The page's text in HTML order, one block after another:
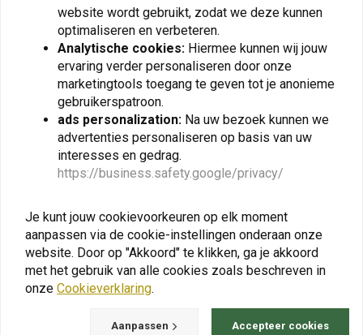
Rechts
€49,95 €29,95
View more
website wordt gebruikt, zodat we deze kunnen
optimaliseren en verbeteren.
Analytische cookies: Hiermee kunnen wij jouw
ervaring verder personaliseren door onze
marketingtools toegang te geven tot je anonieme
gebruikerspatroon.
ads personalization: Na uw bezoek kunnen we
advertenties personaliseren op basis van uw
interesses en gedrag.
https://business.safety.google/privacy/
Je kunt jouw cookievoorkeuren op elk moment
aanpassen via de cookie-instellingen onderaan onze
website. Door op "Akkoord" te klikken, ga je akkoord
met het gebruik van alle cookies zoals beschreven in
onze Cookieverklaring.
Aanpassen Accepteer cookies